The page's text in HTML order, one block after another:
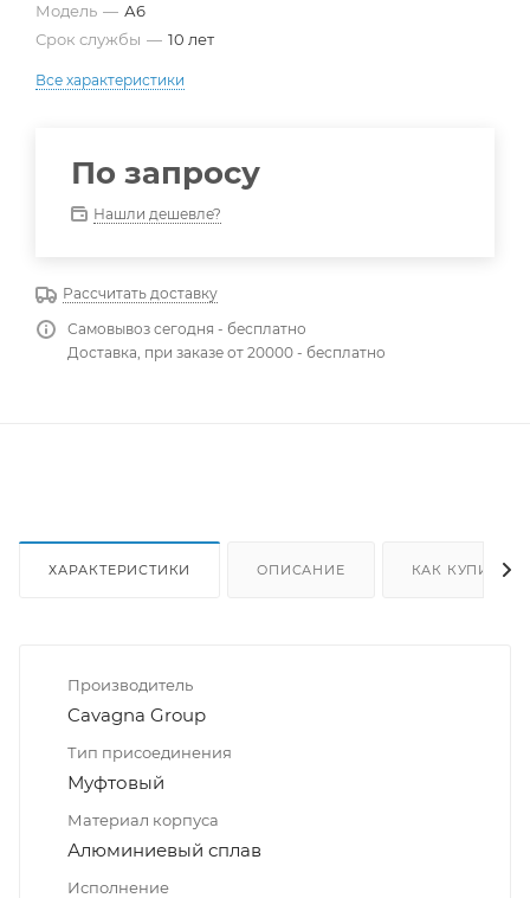
Модель — А6
Срок службы — 10 лет
Все характеристики
По запросу
Нашли дешевле?
Рассчитать доставку
Самовывоз сегодня - бесплатно
Доставка, при заказе от 20000 - бесплатно
ХАРАКТЕРИСТИКИ ОПИСАНИЕ КАК КУПИТЬ
Производитель
Cavagna Group
Тип присоединения
Муфтовый
Материал корпуса
Алюминиевый сплав
Исполнение